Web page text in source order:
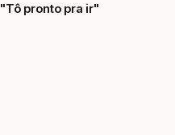
"Tô pronto pra ir"